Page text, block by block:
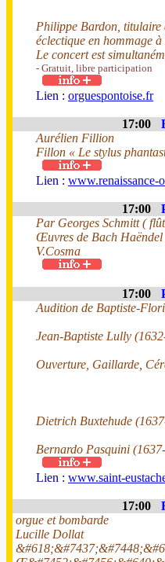
Philippe Bardon, titulaire
éclectique en hommage
Le concert est
- Gratuit, libre participation
Lien : orguespontoise.fr
17:00
Aurélien Fillion
Fillon « Le stylus
Lien : www.renaissance-
17:00
Par Georges Schmitt (
Œuvres de Bach
V.Cosma
17:00
Audition de Baptiste-
Jean-Baptiste Lully
Ouverture, Gaillarde,
Dietrich Buxtehude
Bernardo Pasquini
Lien : www.saint-
17:00
orgue et bombarde
Lucille Dollat